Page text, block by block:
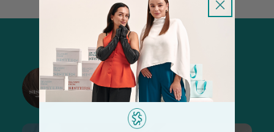
@sisters_stelmakh в Instagram
Підписатися